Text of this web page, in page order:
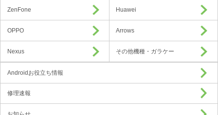
ZenFone Huawei
OPPO Arrows
Nexus その他機種・ガラケー
Androidお役立ち情報
修理速報